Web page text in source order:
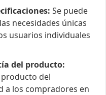
Se puede
necesidades únicas
usuarios individuales
del producto:
del
a los compradores en